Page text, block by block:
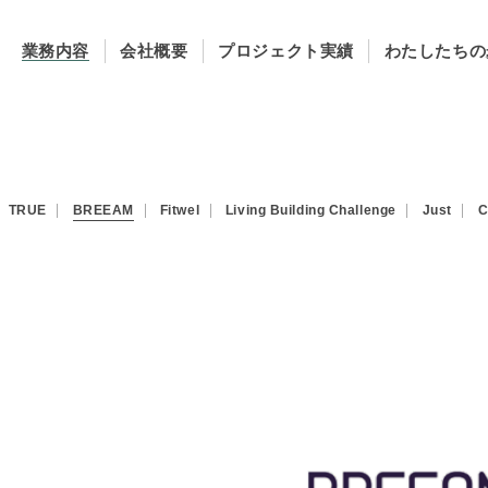
業務内容 会社概要 プロジェクト実績 わたしたち
TRUE BREEAM Fitwel Living Building Challenge Just